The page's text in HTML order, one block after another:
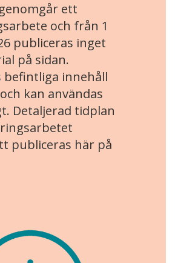
ett
och från 1
publiceras inget
på sidan.
befintliga innehåll
kan användas
Detaljerad tidplan
publiceras här på